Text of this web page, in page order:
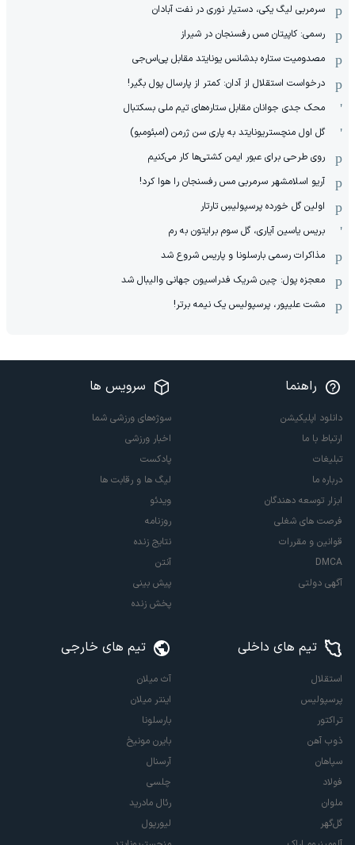
سرمربی لیگ یکی، دستیار نوری در نفت آبادان
رسمی: کاپیتان مس رفسنجان در شیراز
مصدومیت ستاره بدشانس یونایتد مقابل پی‌اس‌جی
درخواست استقلال از آدان: کمتر از پارسال پول بگیر!
محک جدی ‌جوانان مقابل ستاره‌های تیم ملی بسکتبال
گل اول منچستریونایتد به پاری سن ژرمن (امبئومبو)
روی طرحی برای عبور ایمن کشتی‌ها کار می‌کنیم
آریو اسلامشهر سرمربی مس رفسنجان را هوا کرد!
اولین گل خورده پرسپولیسِ تارتار
بریس یاسین آیاری، گل سوم برایتون به رم
مذاکرات رسمی بارسلونا و پاریس شروع شد
معجزه پول: چین شریک فدراسیون جهانی والیبال شد
مشت علیپور، پرسپولیس یک نیمه برتر!
راهنما
دانلود اپلیکیشن
ارتباط با ما
تبلیغات
درباره ما
ابزار توسعه دهندگان
فرصت های شغلی
قوانین و مقررات
DMCA
آگهی دولتی
سرویس ها
سوژه‌های ورزشی شما
اخبار ورزشی
پادکست
لیگ ها و رقابت ها
ویدئو
روزنامه
نتایج زنده
آنتن
پیش بینی
پخش زنده
تیم های داخلی
استقلال
پرسپولیس
تراکتور
ذوب آهن
سپاهان
فولاد
ملوان
گل‌گهر
تیم های خارجی
آث میلان
اینتر میلان
بارسلونا
بایرن مونیخ
آرسنال
چلسی
رئال مادرید
لیورپول